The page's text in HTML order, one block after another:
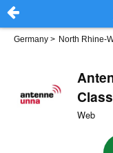
Germany > North Rhine-
Web